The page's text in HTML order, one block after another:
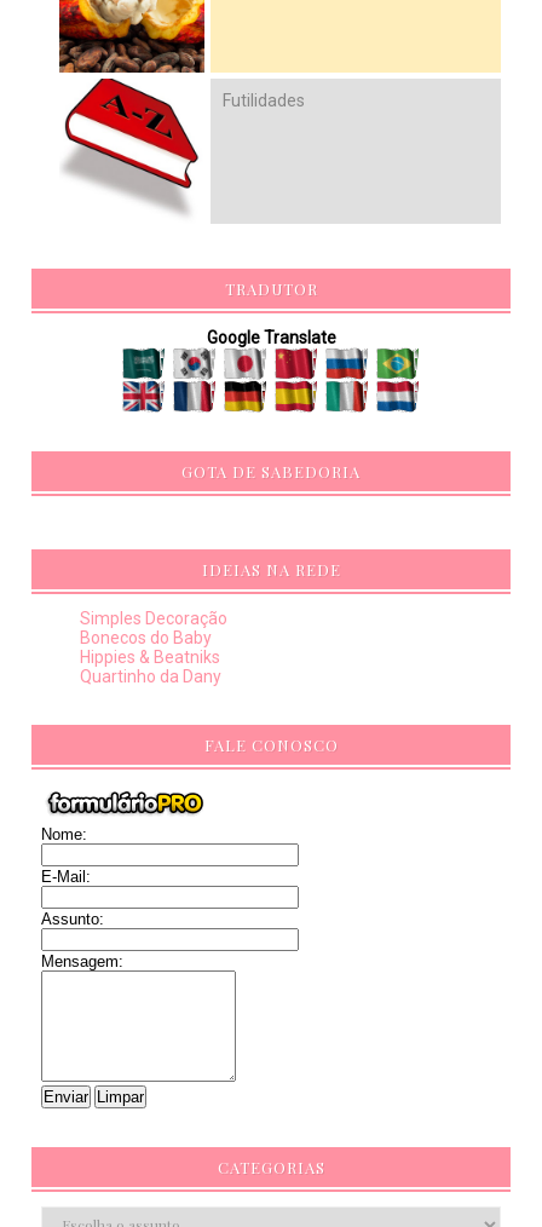
Futilidades
TRADUTOR
Google Translate
GOTA DE SABEDORIA
IDEIAS NA REDE
Simples Decoração
Bonecos do Baby
Hippies & Beatniks
Quartinho da Dany
FALE CONOSCO
Nome:
E-Mail:
Assunto:
Mensagem:
CATEGORIAS